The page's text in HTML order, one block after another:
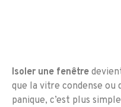
Isoler une fenêtre
que la vitre condense
panique, c’est plus